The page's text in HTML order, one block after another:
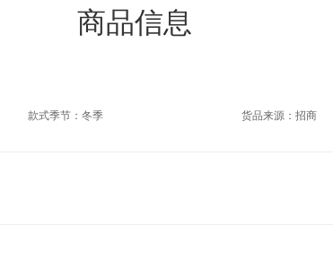
商品信息
款式季节：冬季 货品来源：招商